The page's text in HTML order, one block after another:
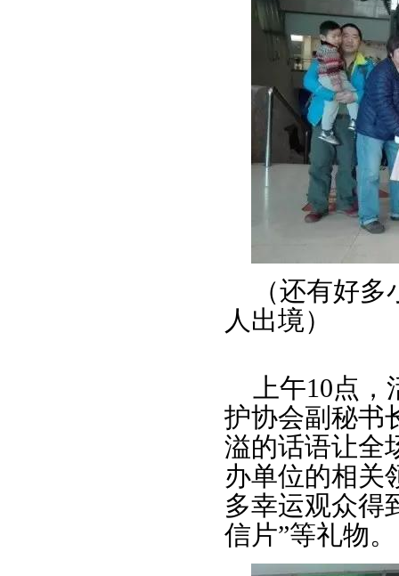
（还有好
人出境）
上午10点
护协会副秘书
溢的话语让全
办单位的相关
多幸运观众得
信片”等礼物。